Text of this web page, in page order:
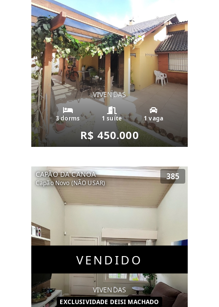
VIVENDAS
3 dorms 1 suíte 1 vaga
R$ 450.000
VENDIDO
CAPÃO DA CANOA
Capão Novo (NÃO USAR)
385
VIVENDAS
EXCLUSIVIDADE DEISI MACHADO